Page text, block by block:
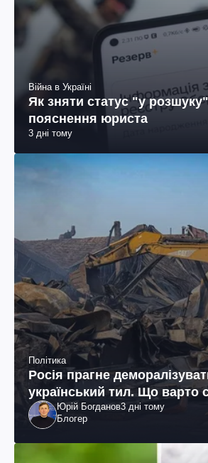
Війна в Україні
Як зняти статус "у
пояснення юриста
3 дні тому
Політика
Росія прагне
український тил. Що варто
Юрій Богданов3 дні тому
Блогер